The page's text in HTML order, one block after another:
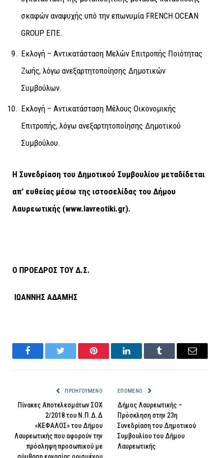
σκαφών αναψυχής υπό την επωνυμία FRENCH OCEAN
GROUP ΕΠΕ.
Εκλογή – Αντικατάσταση Μελών Επιτροπής Ποιότητας
Ζωής, λόγω ανεξαρτητοποίησης Δημοτικών
Συμβούλων.
Εκλογή – Αντικατάσταση Μέλους Οικονομικής
Επιτροπής, λόγω ανεξαρτητοποίησης Δημοτικού
Συμβούλου.
Η Συνεδρίαση του Δημοτικού Συμβουλίου μεταδίδεται
απ’ ευθείας μέσω της ιστοσελίδας του Δήμου
Λαυρεωτικής (www.lavreotiki.gr).
Ο ΠΡΟΕΔΡΟΣ ΤΟΥ Δ.Σ.
ΙΩΑΝΝΗΣ ΑΔΑΜΗΣ
FacebookTwitter Pinterest LinkedInTumblr Email
ΠΡΟΗΓΟΎΜΕΝΟ
Πίνακες Αποτελεσμάτων ΣΟΧ
2/2018 του Ν.Π.Δ.Δ
«ΚΕΦΑΛΟΣ» του Δήμου
Λαυρεωτικής που αφορούν την
πρόσληψη προσωπικού με
ΕΠΌΜΕΝΟ
Δήμος Λαυρεωτικής –
Πρόσκληση στην 23η
Συνεδρίαση του Δημοτικού
Συμβουλίου του Δήμου
Λαυρεωτικής